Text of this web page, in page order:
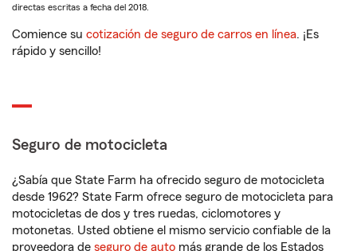
directas escritas a fecha del 2018.
Comience su cotización de seguro de carros en línea. ¡Es
rápido y sencillo!
Seguro de motocicleta
¿Sabía que State Farm ha ofrecido seguro de motocicleta
desde 1962? State Farm ofrece seguro de motocicleta para
motocicletas de dos y tres ruedas, ciclomotores y
motonetas. Usted obtiene el mismo servicio confiable de la
proveedora de seguro de auto más grande de los Estados